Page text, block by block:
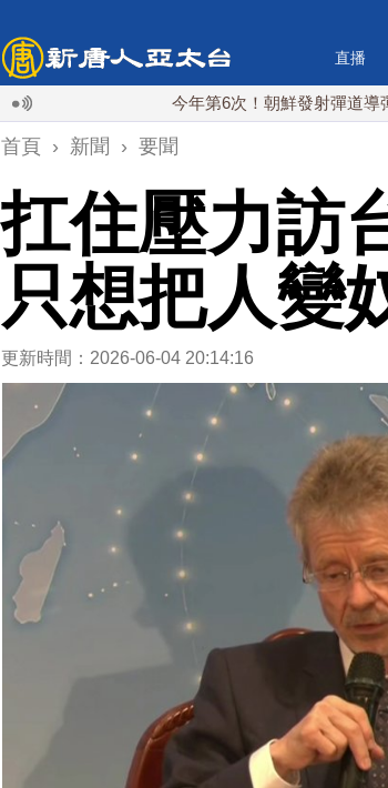
直播
今年第6次！朝鮮發射彈道導彈 落日本
首頁 › 新聞 › 要聞
扛住壓力訪
只想把人變
更新時間：2026-06-04 20:14:16